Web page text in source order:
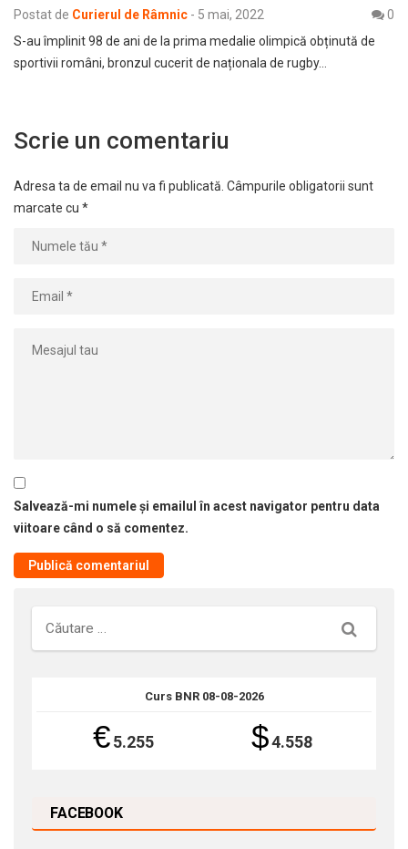
Postat de Curierul de Râmnic - 5 mai, 2022
0
S-au împlinit 98 de ani de la prima medalie olimpică obținută de
sportivii români, bronzul cucerit de naționala de rugby…
Scrie un comentariu
Adresa ta de email nu va fi publicată. Câmpurile obligatorii sunt
marcate cu *
Salvează-mi numele și emailul în acest navigator pentru data
viitoare când o să comentez.
Căutare
Curs BNR 08-08-2026
€5.255 $4.558
FACEBOOK